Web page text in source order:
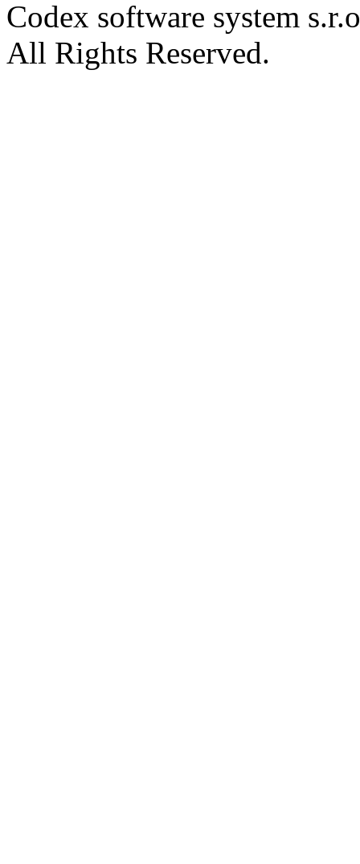
Codex software system
All Rights Reserved.